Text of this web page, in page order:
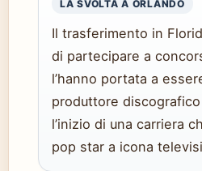
LA SVOLTA A ORLANDO
Il trasferimento in
di partecipare a
l’hanno portata a
produttore
l’inizio di una carriera
pop star a icona